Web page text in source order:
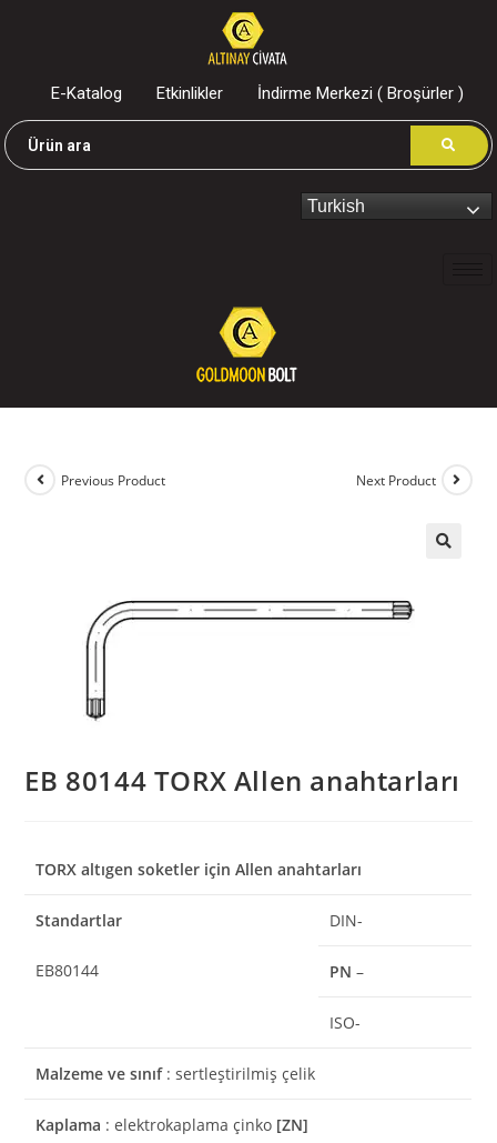
E-Katalog Etkinlikler İndirme Merkezi ( Broşürler )
Turkish
Previous Product Next Product
EB 80144 TORX Allen anahtarları
TORX altıgen soketler için Allen anahtarları
Standartlar
EB80144
DIN-
PN –
ISO-
Malzeme ve sınıf: sertleştirilmiş çelik
Kaplama : elektrokaplama çinko [ZN]